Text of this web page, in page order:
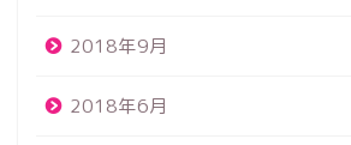
2018年9月
2018年6月